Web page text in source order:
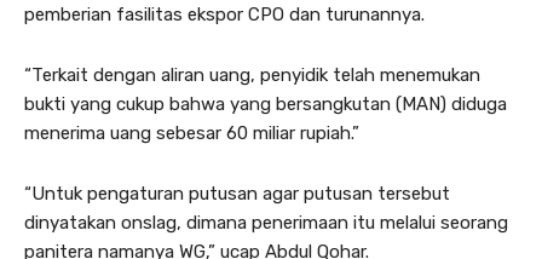
pemberian fasilitas ekspor CPO dan turunannya.
“Terkait dengan aliran uang, penyidik telah menemukan
bukti yang cukup bahwa yang bersangkutan (MAN) diduga
menerima uang sebesar 60 miliar rupiah.”
“Untuk pengaturan putusan agar putusan tersebut
dinyatakan onslag, dimana penerimaan itu melalui seorang
panitera namanya WG,” ucap Abdul Qohar.